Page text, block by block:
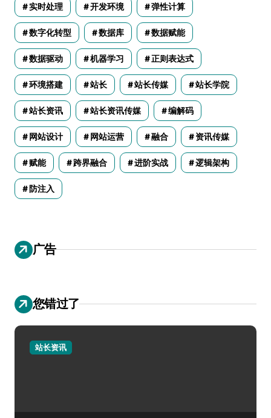
实时处理 开发环境 弹性计算
数字化转型 数据库 数据赋能
数据驱动 机器学习 正则表达式
环境搭建 站长 站长传媒 站长学院
站长资讯 站长资讯传媒 编解码
网站设计 网站运营 融合 资讯传媒
赋能 跨界融合 进阶实战 逻辑架构
防注入
广告
您错过了
站长资讯